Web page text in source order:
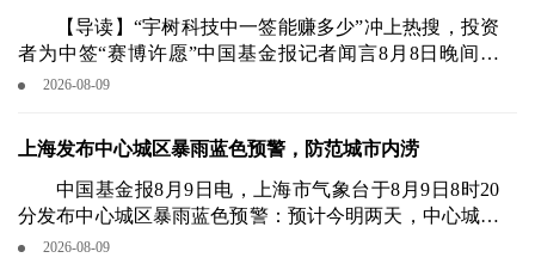
博许愿”【导读】“宇树科技中一签能赚多少”冲上热搜，投资
者为中签“赛博许愿”中国基金报记者闻言8月8日晚间，
“宇树科技中一签能赚多少”冲上微博热搜！
2026-08-09
上海发布中心城区暴雨蓝色预警，防范城市内涝
中国基金报8月9日电，上海市气象台于8月9日8时20
分发布中心城区暴雨蓝色预警：预计今明两天，中心城区
大部分区域6小时内降雨量将超70毫米，需警惕强降雨引
2026-08-09